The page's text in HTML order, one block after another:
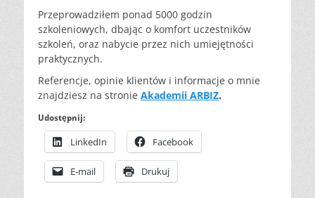
Przeprowadziłem ponad 5000 godzin
szkoleniowych, dbając o komfort uczestników
szkoleń, oraz nabycie przez nich umiejętności
praktycznych.
Referencje, opinie klientów i informacje o mnie
znajdziesz na stronie Akademii ARBIZ.
Udostępnij:
LinkedIn Facebook
E-mail Drukuj